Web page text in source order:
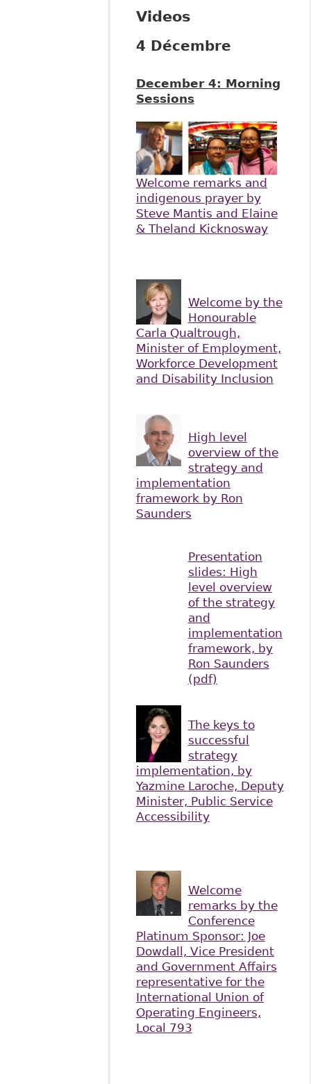
Videos
4 Décembre
December 4: Morning
Sessions
Welcome remarks and
indigenous prayer by
Steve Mantis and Elaine
& Theland Kicknosway
Welcome by the
Honourable
Carla Qualtrough,
Minister of Employment,
Workforce Development
and Disability Inclusion
High level
overview of the
strategy and
implementation
framework by Ron
Saunders
Presentation
slides: High
level overview
of the strategy
and
implementation
framework, by
Ron Saunders
(pdf)
The keys to
successful
strategy
implementation, by
Yazmine Laroche, Deputy
Minister, Public Service
Accessibility
Welcome
remarks by the
Conference
Platinum Sponsor: Joe
Dowdall, Vice President
and Government Affairs
representative for the
International Union of
Operating Engineers,
Local 793